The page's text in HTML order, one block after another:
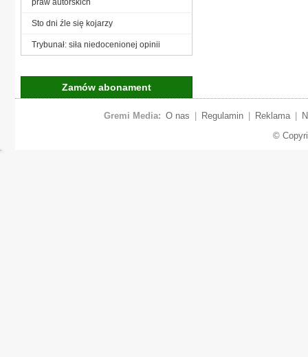
Sto dni źle się kojarzy
Trybunał: siła niedocenionej opinii
Zamów abonament
Gremi Media: O nas Regulamin Reklama
©